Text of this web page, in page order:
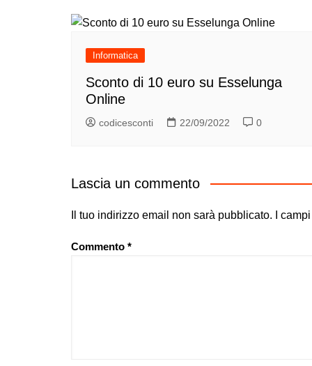
Informatica
Sconto di 10 euro su Esselunga
Online
codicesconti 22/09/2022 0
Lascia un commento
Il tuo indirizzo email non sarà pubblicato. I
Commento *